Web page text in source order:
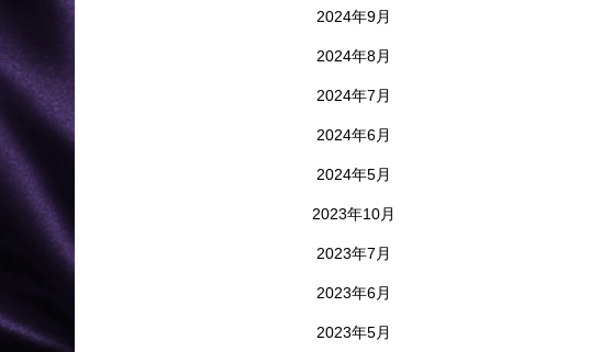
2024年9月
2024年8月
2024年7月
2024年6月
2024年5月
2023年10月
2023年7月
2023年6月
2023年5月